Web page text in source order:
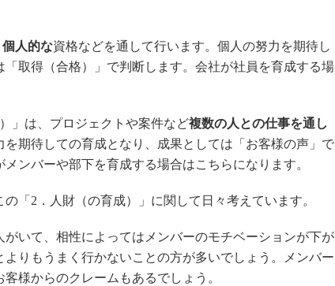
個人的な資格などを通して行います。個人の努力を期待し
取得（合格）」で判断します。会社が社員を育成する場
」は、プロジェクトや案件など複数の人との仕事を通し
期待しての育成となり、成果としては「お客様の声」で
ンバーや部下を育成する場合はこちらになります。
「2．人財（の育成）」に関して日々考えています。
いて、相性によってはメンバーのモチベーションが下が
よりもうまく行かないことの方が多いでしょう。メンバー
様からのクレームもあるでしょう。